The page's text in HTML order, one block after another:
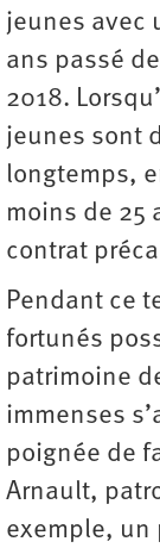
jeunes avec
ans passé
2018.
jeunes sont
longtemps,
moins de 25
contrat
Pendant ce
fortunés
patrimoine
immenses
poignée de
Arnault,
exemple, un